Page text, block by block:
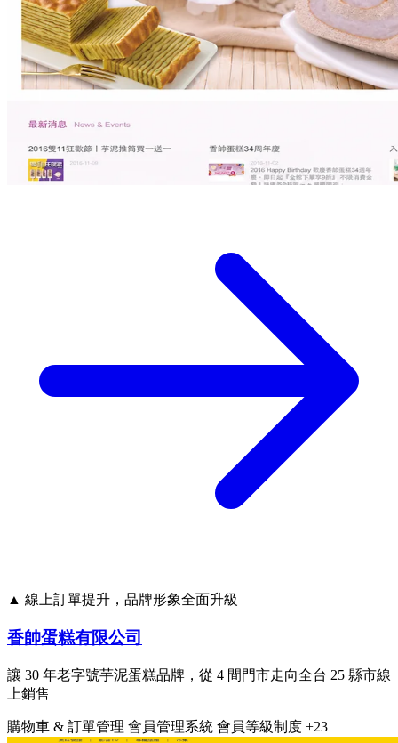
▲ 線上訂單提升，品牌形象全面升級
香帥蛋糕有限公司
讓 30 年老字號芋泥蛋糕品牌，從 4 間門市走向全台 25 縣市線
上銷售
購物車 & 訂單管理 會員管理系統 會員等級制度 +23